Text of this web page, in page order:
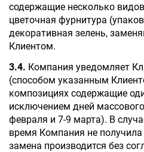
содержащие несколько
цветочная фурнитура
декоративная зелень,
Клиентом.
3.4. Компания уведомляет
(способом указанным
композициях содержащие
исключением дней
февраля и 7-9 марта). В
время Компания не получила
замена производится без